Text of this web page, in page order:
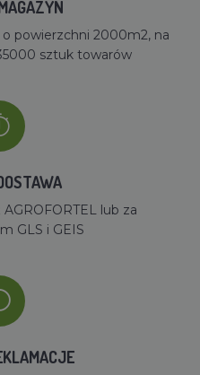
powierzchni 2000m2, na
sztuk towarów
lub za
GLS i GEIS